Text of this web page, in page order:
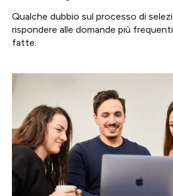
Chi Siamo
Point of W
Careers
Contatti
Qualche dubbio sul processo di
rispondere alle domande più
fatte.